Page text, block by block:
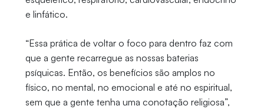
e linfático.
“Essa prática de voltar o foco para dentro faz com
que a gente recarregue as nossas baterias
psíquicas. Então, os benefícios são amplos no
físico, no mental, no emocional e até no espiritual,
sem que a gente tenha uma conotação religiosa”,